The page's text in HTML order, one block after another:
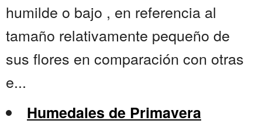
humilde o bajo , en referencia al
tamaño relativamente pequeño de
sus flores en comparación con otras
e...
Humedales de Primavera